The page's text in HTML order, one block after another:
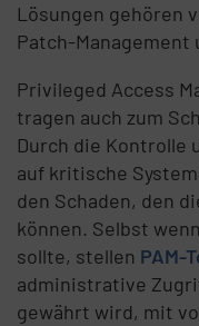
Lösungen gehören
Patch-Management
Privileged Access
tragen auch zum
Durch die Kontrolle
auf kritische
den Schaden, den
können. Selbst
sollte, stellen PAM-
administrative
gewährt wird, mit